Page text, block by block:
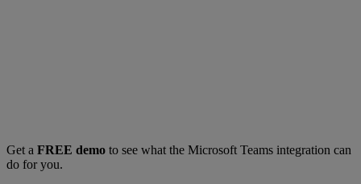
Get a FREE demo to see what the Microsoft Teams integration can
do for you.